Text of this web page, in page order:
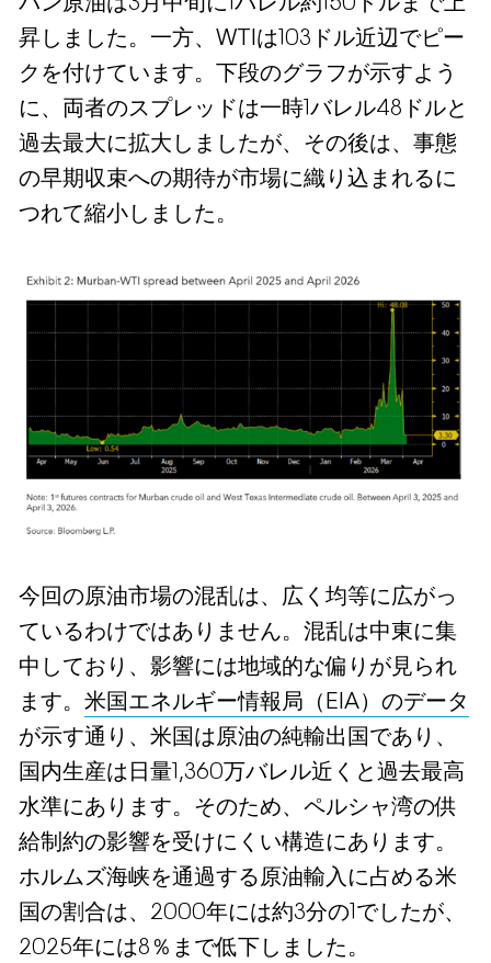
昇しました。一方、WTIは103ドル近辺でピー
クを付けています。下段のグラフが示すよう
に、両者のスプレッドは一時1バレル48ドルと
過去最大に拡大しましたが、その後は、事態
の早期収束への期待が市場に織り込まれるに
つれて縮小しました。
今回の原油市場の混乱は、広く均等に広がっ
ているわけではありません。混乱は中東に集
中しており、影響には地域的な偏りが見られ
ます。 米国エネルギー情報局（EIA）のデータ
が示す通り、米国は原油の純輸出国であり、
国内生産は日量1,360万バレル近くと過去最高
水準にあります。そのため、ペルシャ湾の供
給制約の影響を受けにくい構造にあります。
ホルムズ海峡を通過する原油輸入に占める米
国の割合は、2000年には約3分の1でしたが、
2025年には8％まで低下しました。